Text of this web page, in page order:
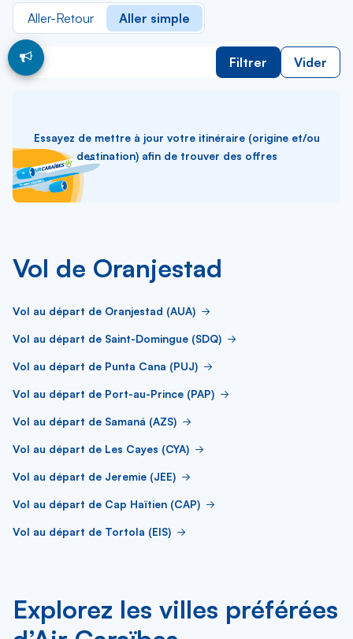
Aller-Retour Aller simple
Filtrer Vider
Essayez de mettre à jour votre itinéraire (origine et/ou
destination) afin de trouver des offres
Vol de Oranjestad
Vol au départ de Oranjestad (AUA)
Vol au départ de Saint-Domingue (SDQ)
Vol au départ de Punta Cana (PUJ)
Vol au départ de Port-au-Prince (PAP)
Vol au départ de Samaná (AZS)
Vol au départ de Les Cayes (CYA)
Vol au départ de Jeremie (JEE)
Vol au départ de Cap Haïtien (CAP)
Vol au départ de Tortola (EIS)
Explorez les villes préférées